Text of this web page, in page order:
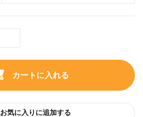
カートに入れる
お気に入りに追加する